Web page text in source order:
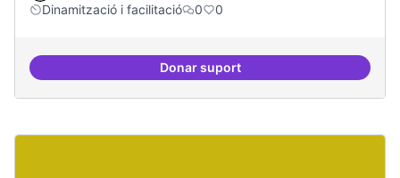
Dinamització i facilitació
0 0
Donar suportEspai on la gent expressi i